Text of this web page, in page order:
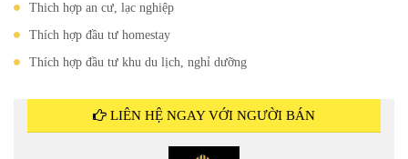
Thich hợp an cư, lạc nghiệp
Thích hợp đầu tư homestay
Thích hợp đầu tư khu du lịch, nghỉ dưỡng
LIÊN HỆ NGAY VỚI NGƯỜI BÁN